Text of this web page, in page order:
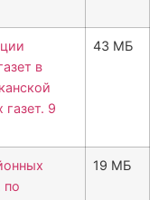
в
9
43 МБ
по
19 МБ